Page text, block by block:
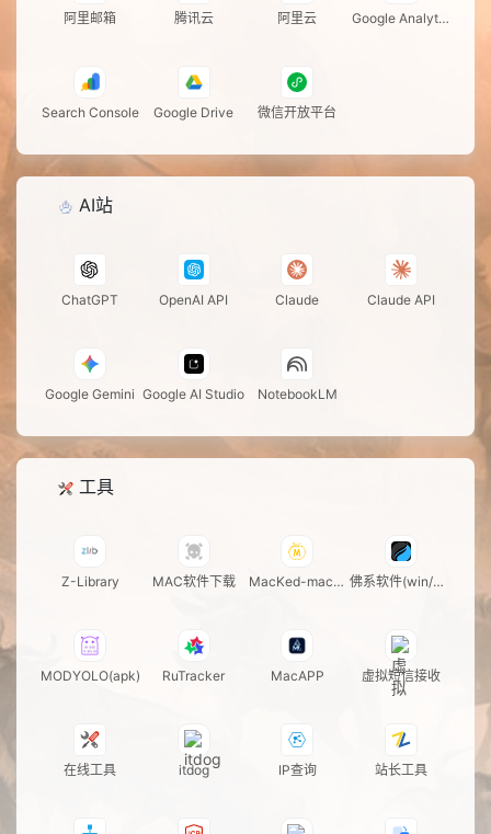
阿里邮箱 腾讯云 阿里云
Google Analytic
Search Console Google Drive 微信开放平台
AI站
ChatGPT OpenAI API Claude Claude API
Google Gemini Google AI Studio NotebookLM
工具
Z-Library MAC软件下载
MacKed-mac软 佛系软件(win/ma
MODYOLO(apk) RuTracker MacAPP 虚拟短信接收
在线工具 itdog IP查询 站长工具